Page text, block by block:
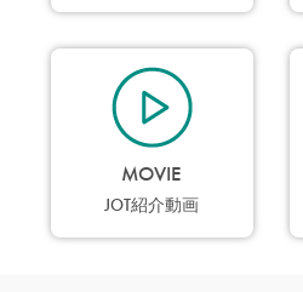
MOVIE
JOT紹介動画